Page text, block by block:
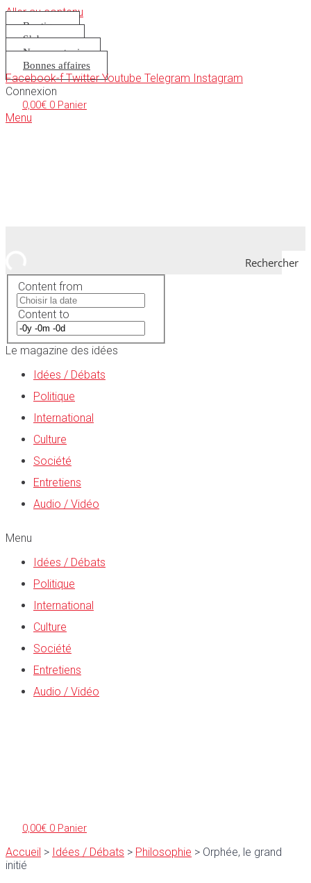
Aller au contenu
Boutique
S’abonner
Nous soutenir
Bonnes affaires
Facebook-f Twitter Youtube Telegram Instagram
Connexion
0,00€ 0 Panier
Menu
Rechercher
Content from
Content to
Le magazine des idées
Idées / Débats
Politique
International
Culture
Société
Entretiens
Audio / Vidéo
Menu
Idées / Débats
Politique
International
Culture
Société
Entretiens
Audio / Vidéo
0,00€ 0 Panier
Accueil > Idées / Débats > Philosophie > Orphée, le grand
initié